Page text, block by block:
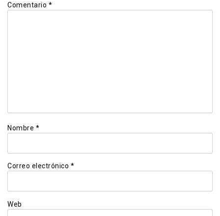
Comentario *
Nombre *
Correo electrónico *
Web